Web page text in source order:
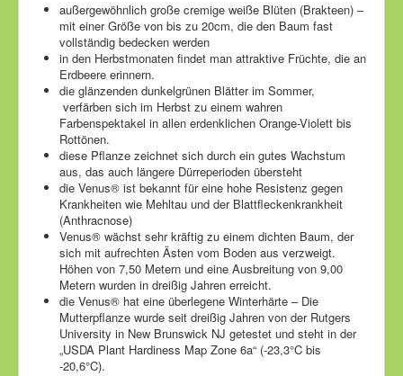
außergewöhnlich große cremige weiße Blüten (Brakteen) –
mit einer Größe von bis zu 20cm, die den Baum fast
vollständig bedecken werden
in den Herbstmonaten findet man attraktive Früchte, die an
Erdbeere erinnern.
die glänzenden dunkelgrünen Blätter im Sommer,
verfärben sich im Herbst zu einem wahren
Farbenspektakel in allen erdenklichen Orange-Violett bis
Rottönen.
diese Pflanze zeichnet sich durch ein gutes Wachstum
aus, das auch längere Dürreperioden übersteht
die Venus® ist bekannt für eine hohe Resistenz gegen
Krankheiten wie Mehltau und der Blattfleckenkrankheit
(Anthracnose)
Venus® wächst sehr kräftig zu einem dichten Baum, der
sich mit aufrechten Ästen vom Boden aus verzweigt.
Höhen von 7,50 Metern und eine Ausbreitung von 9,00
Metern wurden in dreißig Jahren erreicht.
die Venus® hat eine überlegene Winterhärte – Die
Mutterpflanze wurde seit dreißig Jahren von der Rutgers
University in New Brunswick NJ getestet und steht in der
„USDA Plant Hardiness Map Zone 6a“ (-23,3°C bis
-20,6°C).